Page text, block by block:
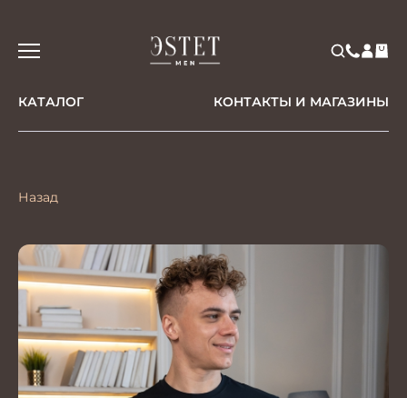
КАТАЛОГ КОНТАКТЫ И МАГАЗИНЫ
Назад